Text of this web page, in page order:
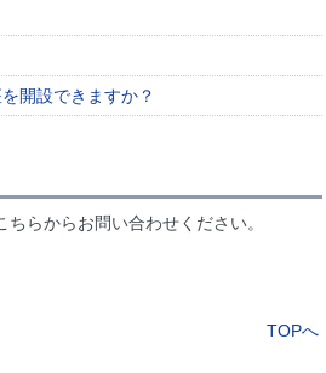
開設できますか？
らからお問い合わせください。
TOPへ